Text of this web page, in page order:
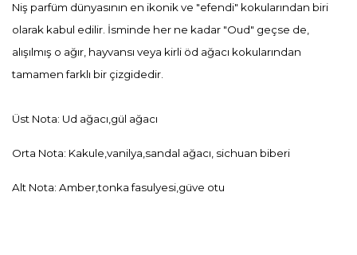
Niş parfüm dünyasının en ikonik ve "efendi" kokularından biri
olarak kabul edilir. İsminde her ne kadar "Oud" geçse de,
alışılmış o ağır, hayvansı veya kirli öd ağacı kokularından
tamamen farklı bir çizgidedir.
Üst Nota: Ud ağacı,gül ağacı
Orta Nota: Kakule,vanilya,sandal ağacı, sichuan biberi
Alt Nota: Amber,tonka fasulyesi,güve otu